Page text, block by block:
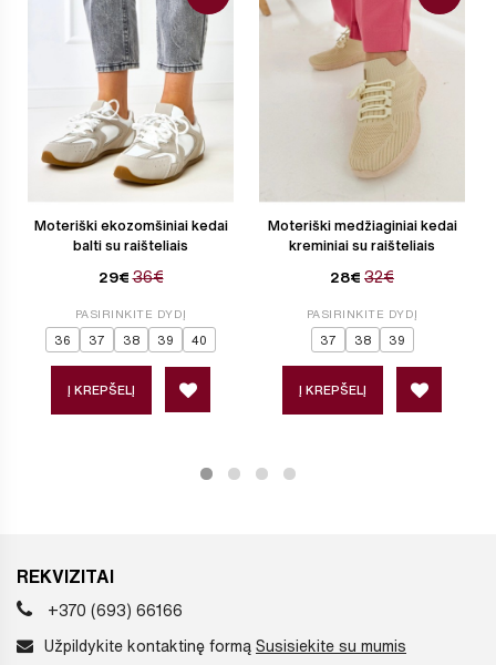
Moteriški ekozomšiniai kedai
balti su raišteliais
29€ 36€
PASIRINKITE DYDĮ
36 37 38 39 40
Į KREPŠELĮ
Moteriški medžiaginiai kedai
kreminiai su raišteliais
28€ 32€
PASIRINKITE DYDĮ
37 38 39
Į KREPŠELĮ
REKVIZITAI
+370 (693) 66166
Užpildykite kontaktinę formą Susisiekite su mumis